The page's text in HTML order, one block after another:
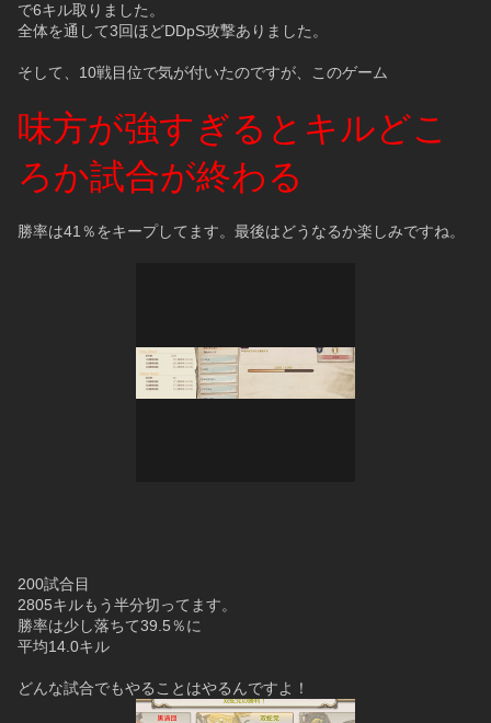
で6キル取りました。
全体を通して3回ほどDDpS攻撃ありました。
そして、10戦目位で気が付いたのですが、このゲーム
味方が強すぎるとキルどこ
ろか試合が終わる
勝率は41％をキープしてます。最後はどうなるか楽しみですね。
200試合目
2805キルもう半分切ってます。
勝率は少し落ちて39.5％に
平均14.0キル
どんな試合でもやることはやるんですよ！